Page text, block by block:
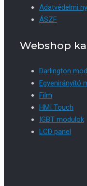
Adatvédelmi
ÁSZF
Webshop
Darlington
Egyenirányító
Film
HMI Touch
IGBT modulok
LCD panel